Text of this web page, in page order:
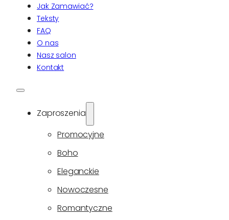
Jak Zamawiać?
Teksty
FAQ
O nas
Nasz salon
Kontakt
Zaproszenia
Promocyjne
Boho
Eleganckie
Nowoczesne
Romantyczne